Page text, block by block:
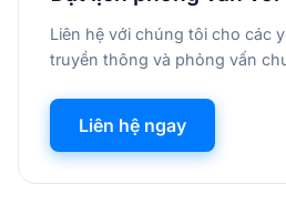
Liên hệ với chúng tôi cho các
truyền thông và phỏng vấn
Liên hệ ngay